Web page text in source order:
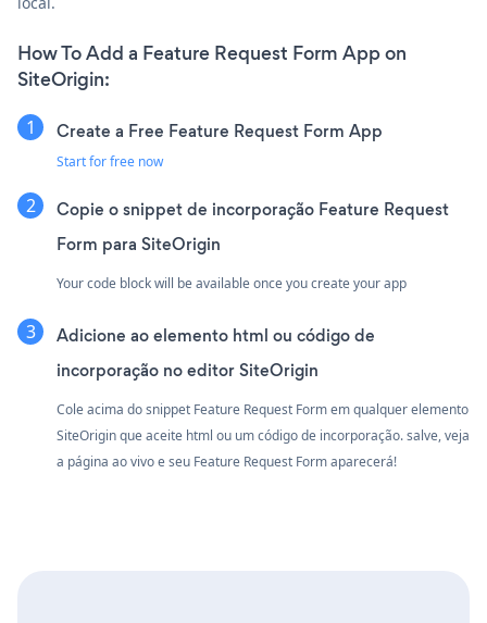
How To Add a Feature Request Form App on
SiteOrigin:
Create a Free Feature Request Form App
Start for free now
Copie o snippet de incorporação Feature Request
Form para SiteOrigin
Your code block will be available once you create your app
Adicione ao elemento html ou código de
incorporação no editor SiteOrigin
Cole acima do snippet Feature Request Form em qualquer elemento
SiteOrigin que aceite html ou um código de incorporação. salve, veja
a página ao vivo e seu Feature Request Form aparecerá!